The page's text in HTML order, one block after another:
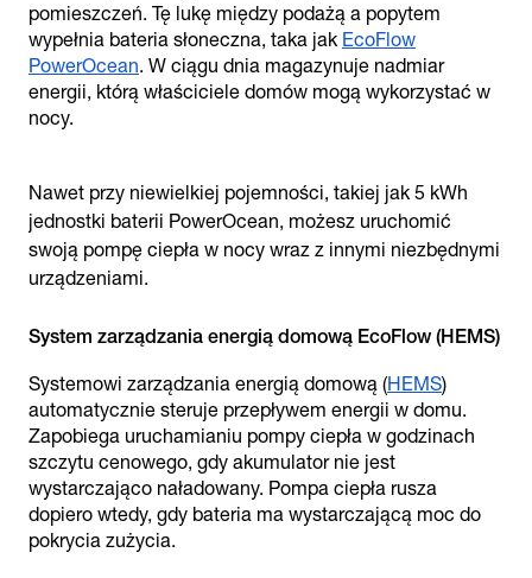
pomieszczeń. Tę lukę między podażą a popytem
wypełnia bateria słoneczna, taka jak EcoFlow
PowerOcean. W ciągu dnia magazynuje nadmiar
energii, którą właściciele domów mogą wykorzystać w
nocy.
Nawet przy niewielkiej pojemności, takiej jak 5 kWh
jednostki baterii PowerOcean, możesz uruchomić
swoją pompę ciepła w nocy wraz z innymi niezbędnymi
urządzeniami.
Systemowi zarządzania energią domową (HEMS)
automatycznie steruje przepływem energii w domu.
Zapobiega uruchamianiu pompy ciepła w godzinach
szczytu cenowego, gdy akumulator nie jest
wystarczająco naładowany. Pompa ciepła rusza
dopiero wtedy, gdy bateria ma wystarczającą moc do
pokrycia zużycia.